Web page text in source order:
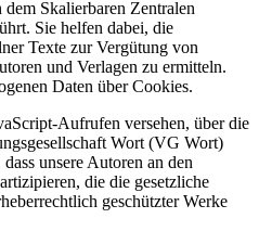
Skalierbaren Zentralen
Sie helfen dabei, die
Texte zur Vergütung von
und Verlagen zu ermitteln.
Daten über Cookies.
Aufrufen versehen, über die
Wort (VG Wort)
unsere Autoren an den
die die gesetzliche
geschützter Werke